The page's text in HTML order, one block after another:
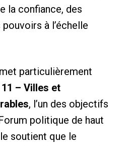
la confiance, des
à l’échelle
particulièrement
11 – Villes et
, l’un des objectifs
politique de haut
soutient que le